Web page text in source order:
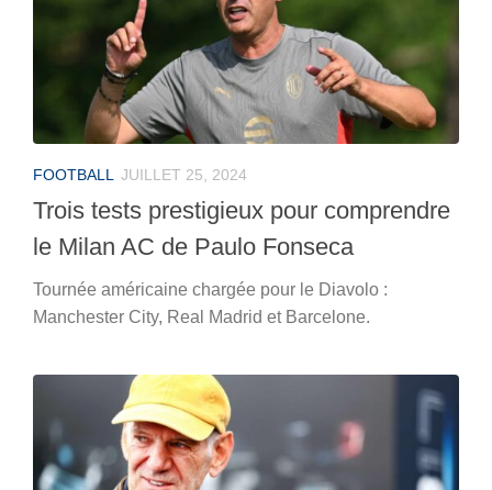
FOOTBALL JUILLET 25, 2024
Trois tests prestigieux pour comprendre
le Milan AC de Paulo Fonseca
Tournée américaine chargée pour le Diavolo :
Manchester City, Real Madrid et Barcelone.